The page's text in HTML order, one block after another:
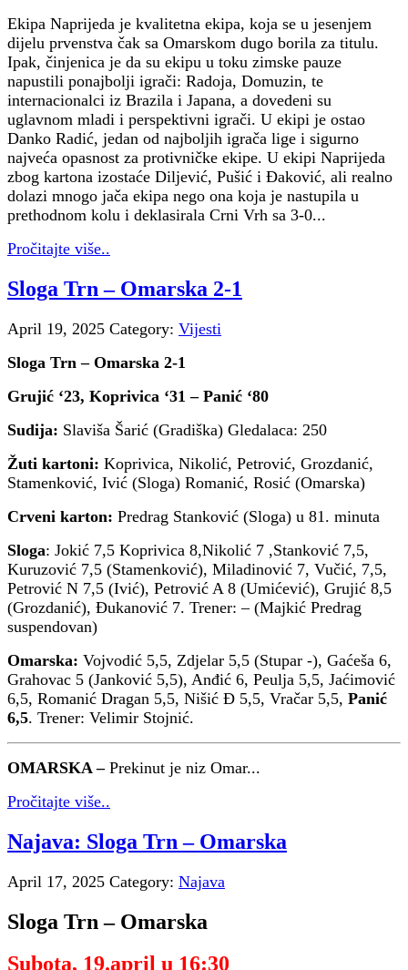
Ekipa Naprijeda je kvalitetna ekipa, koja se u jesenjem
dijelu prvenstva čak sa Omarskom dugo borila za titulu.
Ipak, činjenica je da su ekipu u toku zimske pauze
napustili ponajbolji igrači: Radoja, Domuzin, te
internacionalci iz Brazila i Japana, a dovedeni su
uglavnom mladi i perspektivni igrači. U ekipi je ostao
Danko Radić, jedan od najboljih igrača lige i sigurno
najveća opasnost za protivničke ekipe. U ekipi Naprijeda
zbog kartona izostaće Diljević, Pušić i Đaković, ali realno
dolazi mnogo jača ekipa nego ona koja je nastupila u
prethodnom kolu i deklasirala Crni Vrh sa 3-0...
Pročitajte više..
Sloga Trn – Omarska 2-1
April 19, 2025 Category: Vijesti
Sloga Trn – Omarska 2-1
Grujić ‘23, Koprivica ‘31 – Panić ‘80
Sudija: Slaviša Šarić (Gradiška) Gledalaca: 250
Žuti kartoni: Koprivica, Nikolić, Petrović, Grozdanić,
Stamenković, Ivić (Sloga) Romanić, Rosić (Omarska)
Crveni karton: Predrag Stanković (Sloga) u 81. minuta
Sloga: Jokić 7,5 Koprivica 8,Nikolić 7 ,Stanković 7,5,
Kuruzović 7,5 (Stamenković), Miladinović 7, Vučić, 7,5,
Petrović N 7,5 (Ivić), Petrović A 8 (Umićević), Grujić 8,5
(Grozdanić), Đukanović 7. Trener: – (Majkić Predrag
suspendovan)
Omarska: Vojvodić 5,5, Zdjelar 5,5 (Stupar -), Gaćeša 6,
Grahovac 5 (Janković 5,5), Anđić 6, Peulja 5,5, Jaćimović
6,5, Romanić Dragan 5,5, Nišić Đ 5,5, Vračar 5,5, Panić
6,5. Trener: Velimir Stojnić.
OMARSKA – Prekinut je niz Omar...
Pročitajte više..
Najava: Sloga Trn – Omarska
April 17, 2025 Category: Najava
Sloga Trn – Omarska
Subota, 19.april u 16:30